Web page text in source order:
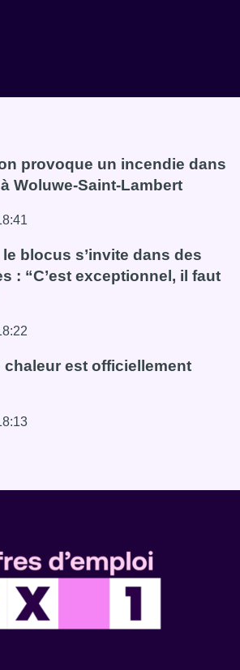
provoque un incendie dans
Woluwe-Saint-Lambert
explosion provoque un incendie dans
blocus s’invite dans des
: “C’est exceptionnel, il faut
le blocus s’invite dans des lieux
chaleur est officiellement
de chaleur est officiellement